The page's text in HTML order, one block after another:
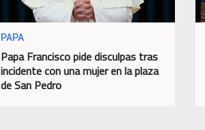
PAPA
Papa Francisco pide disculpas tras
incidente con una mujer en la plaza
de San Pedro